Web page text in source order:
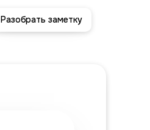
Разобрать заметку